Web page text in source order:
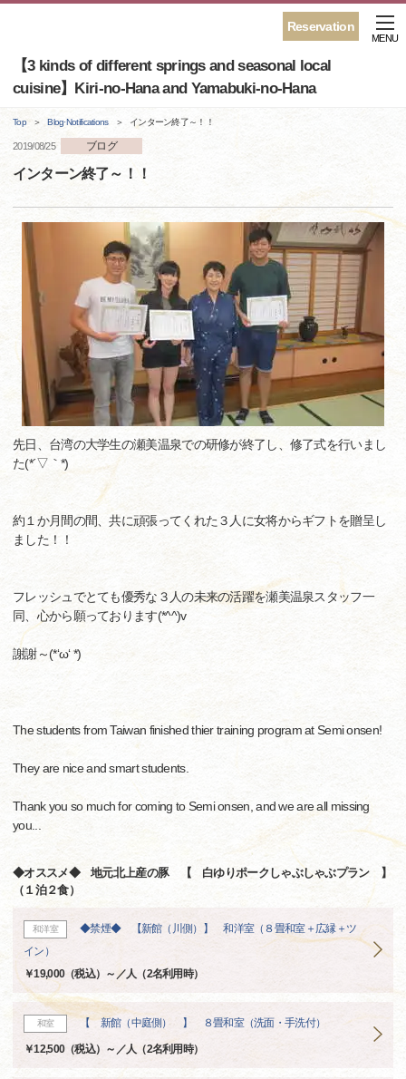
Reservation
【3 kinds of different springs and seasonal local
cuisine】Kiri-no-Hana and Yamabuki-no-Hana
MENU
Top Blog·Notifications インターン終了～！！
2019/08/25 ブログ
インターン終了～！！
先日、台湾の大学生の瀬美温泉での研修が終了し、修了式を行いまし
た(*´▽｀*)
約１か月間の間、共に頑張ってくれた３人に女将からギフトを贈呈し
ました！！
フレッシュでとても優秀な３人の未来の活躍を瀬美温泉スタッフ一
同、心から願っております(*^^)v
謝謝～(*‘ω‘ *)
The students from Taiwan finished thier training program at Semi onsen!
They are nice and smart students.
Thank you so much for coming to Semi onsen, and we are all missing
you...
◆オススメ◆ 地元北上産の豚 【 白ゆりポークしゃぶしゃぶプラン 】
（１泊２食）
和洋室
◆禁煙◆ 【新館（川側）】 和洋室（８畳和室＋広縁＋ツ
イン）
￥19,000（税込）～／人（2名利用時）
和室 【 新館（中庭側） 】 ８畳和室（洗面・手洗付）
￥12,500（税込）～／人（2名利用時）